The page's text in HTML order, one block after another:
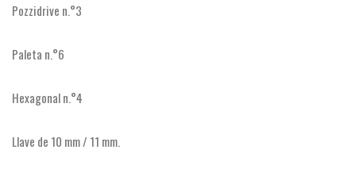
Pozzidrive n.°3
Paleta n.°6
Hexagonal n.°4
Llave de 10 mm / 11 mm.